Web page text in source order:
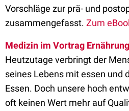
Vorschläge zur prä- und
zusammengefasst. Zum
Medizin im Vortrag Ernährung
Heutzutage verbringt der
seines Lebens mit essen und
Essen. Doch unsere hoch
oft keinen Wert mehr auf